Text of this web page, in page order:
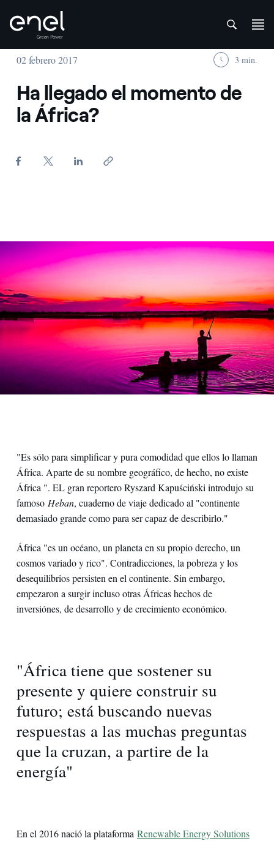
Saltar al contenido
02 febrero 2017 3 min.
Ha llegado el momento de
la África?
Pulida - Enel Green Power
"Es sólo para simplificar y pura comodidad que ellos lo llaman
África. Aparte de su nombre geográfico, de hecho, no existe
África ". EL gran reportero Ryszard Kapuściński introdujo su
famoso Heban, cuaderno de viaje dedicado al "continente
demasiado grande como para ser capaz de describirlo."
África "es un océano, un planeta en su propio derecho, un
cosmos variado y rico". Contradicciones, la pobreza y los
desequilibrios persisten en el continente. Sin embargo,
empezaron a surgir incluso otras Áfricas hechos de
inversiónes, de desarrollo y de crecimiento económico.
"África tiene que sostener su
presente y quiere construir su
futuro; está buscando nuevas
respuestas a las muchas preguntas
que la cruzan, a partire de la
energía"
En el 2016 nació la plataforma Renewable Energy Solutions